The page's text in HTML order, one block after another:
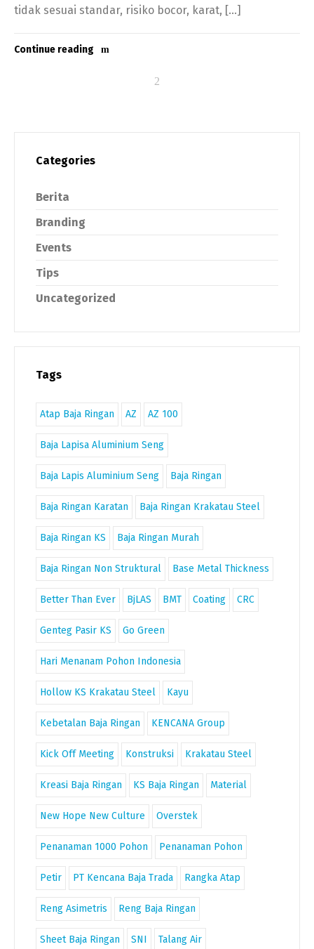
tidak sesuai standar, risiko bocor, karat, […]
Continue reading
Categories
Berita
Branding
Events
Tips
Uncategorized
Tags
Atap Baja Ringan AZ AZ 100
Baja Lapisa Aluminium Seng
Baja Lapis Aluminium Seng Baja Ringan
Baja Ringan Karatan Baja Ringan Krakatau Steel
Baja Ringan KS Baja Ringan Murah
Baja Ringan Non Struktural Base Metal Thickness
Better Than Ever BjLAS BMT Coating CRC
Genteg Pasir KS Go Green
Hari Menanam Pohon Indonesia
Hollow KS Krakatau Steel Kayu
Kebetalan Baja Ringan KENCANA Group
Kick Off Meeting Konstruksi Krakatau Steel
Kreasi Baja Ringan KS Baja Ringan Material
New Hope New Culture Overstek
Penanaman 1000 Pohon Penanaman Pohon
Petir PT Kencana Baja Trada Rangka Atap
Reng Asimetris Reng Baja Ringan
Sheet Baja Ringan SNI Talang Air